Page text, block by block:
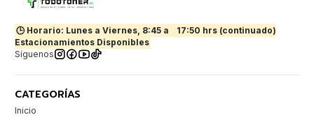
🕒 Horario: Lunes a Viernes, 8:45 a
17:50 hrs (continuado)
Estacionamientos Disponibles
Síguenos
CATEGORÍAS
Inicio